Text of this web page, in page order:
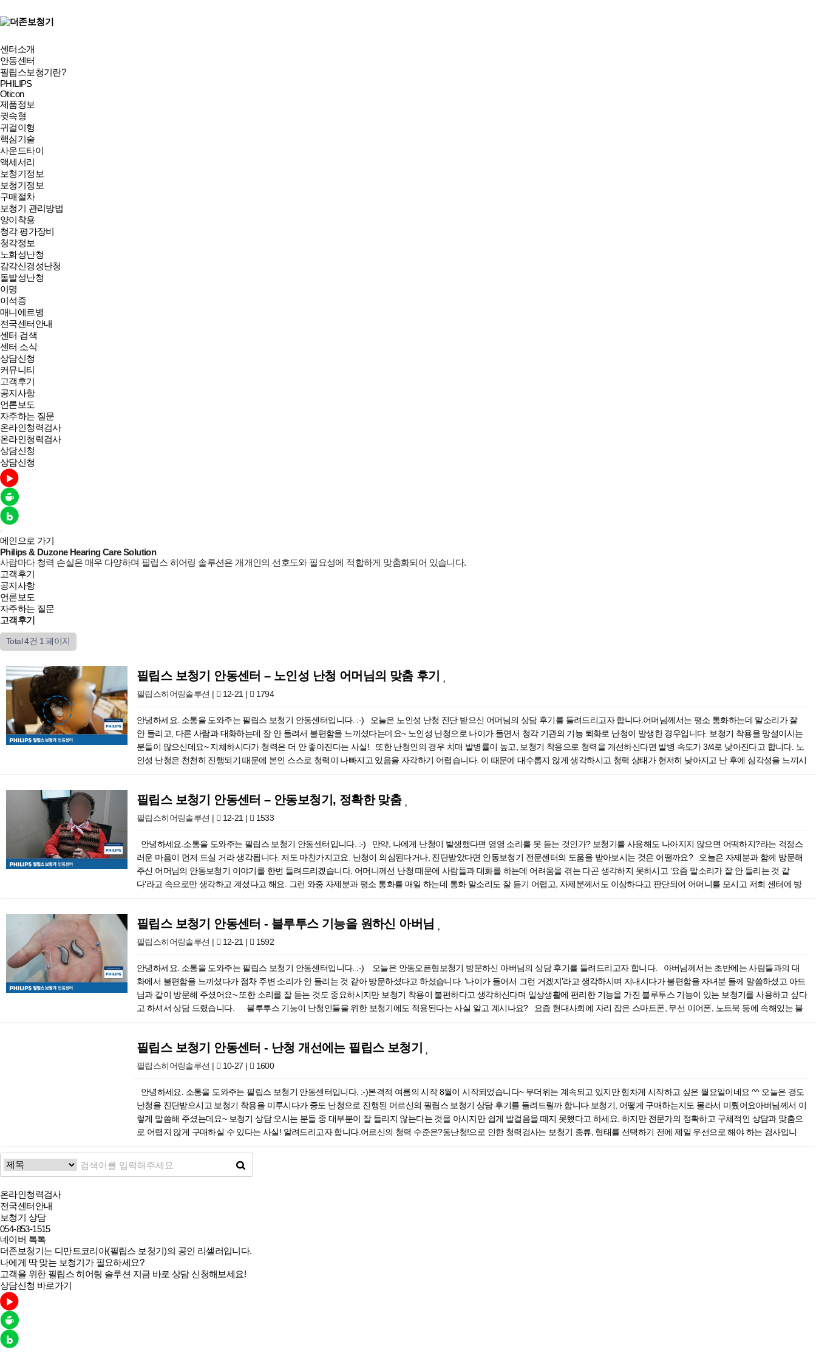
센터소개
안동센터
필립스보청기란?
PHILIPS
Oticon
제품정보
귓속형
귀걸이형
핵심기술
사운드타이
액세서리
보청기정보
보청기정보
구매절차
보청기 관리방법
양이착용
청각 평가장비
청각정보
노화성난청
감각신경성난청
돌발성난청
이명
이석증
매니에르병
전국센터안내
센터 검색
센터 소식
상담신청
커뮤니티
고객후기
공지사항
언론보도
자주하는 질문
온라인청력검사
온라인청력검사
상담신청
상담신청
메인으로 가기
Philips & Duzone Hearing Care Solution
사람마다 청력 손실은 매우 다양하며 필립스 히어링 솔루션은 개개인의 선호도와 필요성에 적합하게 맞춤화되어 있습니다.
고객후기
공지사항
언론보도
자주하는 질문
고객후기
Total 4건 1 페이지
필립스 보청기 안동센터 – 노인성 난청 어머님의 맞춤 후기
필립스히어링솔루션 | 12-21 | 1794
안녕하세요. 소통을 도와주는 필립스 보청기 안동센터입니다. :-) ​오늘은 노인성 난청 진단 받으신 어머님의 상담 후기를 들려드리고자 합니다.어머님께서는 평소 통화하는데 말소리가 잘
안 들리고, 다른 사람과 대화하는데 잘 안 들려서 불편함을 느끼셨다는데요~ 노인성 난청으로 나이가 들면서 청각 기관의 기능 퇴화로 난청이 발생한 경우입니다. 보청기 착용을 망설이시는
분들이 많으신데요~ 지체하시다가 청력은 더 안 좋아진다는 사실! ​또한 난청인의 경우 치매 발병률이 높고, 보청기 착용으로 청력을 개선하신다면 발병 속도가 3/4로 낮아진다고 합니다. 노
인성 난청은 천천히 진행되기 때문에 본인 스스로 청력이 나빠지고 있음을 자각하기 어렵습니다. 이 때문에 대수롭지 않게 생각하시고 청력 상태가 현저히 낮아지고 난 후에 심각성을 느끼시
현상이라고 생각하셨다고 하세요~ 이후에 자녀분들이 문제점을 인지하고 상담받으러 오게 된 경우인데요~ 저희 필립스보청기 안동센터에 함께 방문한 아드님이 어머니의 청력 상태와 관련
해 보청기에 궁금한 것들을 많이 물어보셨고 자세한 상담을 진행해드렸습니다.​ 자녀분이 동행한 경우 부모님의 청력 상태에 걱정을 많이 하시기 때문에 최대한 자세하고 이해하시기 쉽게 안
력 데이터를 기반으로 난청 수준을 파악하고 적합한 보청기를 선택할 수 있기 때문인데요~ 보청기 상담이 필요한 분들께서는 숙련된 전문가가 진행하는 청력검사 시설이 완비되어 있는지 확
인하는 것이 중요합니다. 어머님이 선택하신 귓속형보청기 청력검사 후, 어머님 데이터를 기반으로 보청기의 형태로 외이도형​을 선택하셨는데요 ~외이도형 보청기는 외이도로 삽입하여 눈
에 덜 띄고 조작이 간편해 노인층, 학생층이 많이 사용하십니다. 보청기 제작에 앞서 귓본을 채취하는 과정을 거치게 되는데요~ 알코올 솜으로 소독한 이경을 통해 외이도를 확인한 후, 외이
도의 형태와 염증 부분이 없는지 살펴보고 진행해드렸습니다. 귓본 제작은 개인의 갑개와 외이도에 맞추는 방식으로 제작이 되는데 귀 형태에 잘 맞아야 착용감을 높일 수 있으므로 필요한
한 의료기기로 2~6개월 정도 충분한 적응 기간을 거치게 돼야 안정적인 사용이 가능합니다. 박OO 어머님께도 보청기 적응 기간은 필요하고, 아무래도 조금은 불편하실 수도 있지만 매일 조
금씩 착용하시기를 안내해 드렸습니다 ~ ​어머님이 보청기 첫 착용이신 만큼 착용법, 청소법을 상세히 안내해드렸습니다. 귀에 딱 맞는 보청기를 착용하다 보면 습기가 차고 땀이 나기 때문
에 고장이 날 우려가 큰데요. 보청기를 보관할 때는 반드시 방습 통에 담아 습기를 제거해 주셔야 합니다. 또한 보청기를 사용하고 있는 동안 쌓이는 귀지, 먼지 등이 보청기 안에서 쌓이기 때
안 쓰는 마른 칫솔을 이용해 털어주시면 되는데요. 이때, 사선 또는 아래로 향해 털어주셔야 합니다. 하늘을 향한 상태에서 털게 되면 오히려 이물질이 들어가 고장이 날 수 있습니다. ​ 내 귀
를 대신할 보청기이렇게 어머님의 보청기 상담 및 착용 후기를 알려드렸습니다. 보청기는 꾸준한 착용도 중요하지만 사후 관리가 더 중요한데요~ 정기적으로 센터를 방문해 보청기의 상태
체크, 사용하면서 불편한 점이나 조절해야 할 부분을 전문가와 상담해야 합니다. 보청기 상담 및 도움이 필요한 분들께서는 필립스보청기 안동센터로 언제든지 오셔서 상담받아보시기를 바
랍니다. 감사합니다.
필립스 보청기 안동센터 – 안동보청기, 정확한 맞춤
필립스히어링솔루션 | 12-21 | 1533
안녕하세요.소통을 도와주는 필립스 보청기 안동센터입니다. :-) ​만약, 나에게 난청이 발생했다면 영영 소리를 못 듣는 것인가? 보청기를 사용해도 나아지지 않으면 어떡하지?라는 걱정스
러운 마음이 먼저 드실 거라 생각됩니다. 저도 마찬가지고요. 난청이 의심된다거나, 진단받았다면 안동보청기 전문센터의 도움을 받아보시는 것은 어떨까요? 오늘은 자제분과 함께 방문해
주신 어머님의 안동보청기 이야기를 한번 들려드리겠습니다. 어머니께선 난청 때문에 사람들과 대화를 하는데 어려움을 겪는 다곤 생각하지 못하시고 ‘요즘 말소리가 잘 안 들리는 것 같
다’라고 속으로만 생각하고 계셨다고 해요. 그런 와중 자제분과 평소 통화를 매일 하는데 통화 말소리도 잘 듣기 어렵고, 자제분께서도 이상하다고 판단되어 어머니를 모시고 저희 센터에 방
도 난청 의심을 조금 빠르게 할 수 있지 않았나 판단했습니다. ​ ‥ 노인성난청 ‥ 노화로 인해 자연스레 청각기관의 기능이 떨어지면서 나타나는 청력 감소. 평균 65세 이상 연령에서 나타
나고 사회생활에 방해가 되며 소통하는 데에 어려움을 겪어 사회적으로 고립되면서 우울감, 외로움을 느낄 수 있습니다. 게다가 노인성 난청이 인지 기능을 저하시켜 치매로 이어질 수 있다
대화가 어려운 수준인데요. 어머니께서 통화를 하는 데 도움이 되도록 어머니께서 사용하는 삼성 스마트폰과 블루투스로 연결되는 오픈형 보청기를 권해드렸어요. ​보청기를 착용하면서 통
화를 하는데 불편한 경우가 있는데 보청기에도 블루투스 기능이 도입되면서 많이들 찾으시는 기능입니다. 블루투스 기능만 사용한다 해도 보청기 착용 삶의 질이 올라가면서 만족도가 높은
데요. 안동보청기 전화 통화뿐만 아니라 음악이나, 영상 시청을 할 때에도 이어폰처럼 사용할 수 있기에 이러한 매체를 잘 사용하는 생활패턴을 가지셨다면 추천드립니다. ​어머니께선 평소
트로트를 즐겨 들으시고, 트로트 가수 영상도 즐겨 보신다고 해요. 이때 잘 들리지가 않아 무조건 볼륨을 크게 틀어놓으셨다고 하셨어요. 노인성난청은 특히 고음역대의 소리를 듣기 어려워
와드렸어요. 착용하고 안 하고의 또 다른 차이점이 있을 테니까요. 하지만 역시나 어머니께선 오픈형을 선택해 주셨어요. 귓속형은 크기도 작아 손으로 짚기도 어렵고, 귓속에 넣기에도 불편
할 것 같다고 하시면서요. 고개를 절레절레하시면서 귓속형을 안 쳐다보려는 어머니의 귀여우신 행동에 웃음이 났던 상황이 생각이 나네요. ^^ 어머니와 자제분께 보청기는 사후관리가 잘
되어야 한다고 강조를 해드렸는데요. 안동보청기는 바로 착용한다고 해서 말소리가 잘 들리고 구분이 바로 되는 것이 아니고 본인에게 적합한 소리를 찾고 조율해야 하는 과정은 2-3개월 거
은 전문가님 말씀 잘 따라야 된다며 어머니께 재차 알려드리는데 어머니께서 “나도 안다 그만 말해라!”라며 티격태격하시던 모습도 떠오르네요. ^^ 안동보청기 한 달째 착용 중이신 어머니
께선 처음엔 보청기 착용부터, 소리 적응까지 어려워하셨지만 이번 검진에서는 훨씬 나은 모습으로 방문해 주셨어요. 자제분과 통화하는 게 더 재밌고, 더 오래 통화를 하게 되더라며 만족해
주셨고요. ^^ 또 블루투스 기능으로 전화를 받으니 휴대폰으로 전화받는 것과 많은 차이가 있다고 하셨어요. 보청기로 전화를 받으니 말소리가 더 잘 들려서 너무 편하다고 하시면서요~​안동
보청기 착용이 처음이라면 보청기 전문가와 충분한 상담으로 본인의 청력 상태에 맞는 보청기가 어떤 것이 있는지 추천받는 것도 좋아요. 보청기의 종류와 형태에 따라 기능과 디자인이 다르
기 때문에 본인에게 효율적인 제품을 찾는 것이 매우 중요해요. 노인성난청은 본인도 모르게 서서히 진행되기 때문에 본인이 알아차리는 것도 중요하지만 주위 사람들의 빠른 인식도 무시
못 하는데요. 노인성난청 방치했다만 치매로 이어질 수 있는 확률이 높습니다. 조금이라도 난청이 의심된다거나 청력이 궁금하다면 청력검사를 받아보시길 바랍니다. 오늘도 건강한 하루 보
내시길 바라면서 마치겠습니다. 감사합니다.:)
필립스 보청기 안동센터 - 블루투스 기능을 원하신 아버님
필립스히어링솔루션 | 12-21 | 1592
안녕하세요. 소통을 도와주는 필립스 보청기 안동센터입니다. :-) 오늘은 안동오픈형보청기 방문하신 아버님의 상담 후기를 들려드리고자 합니다. 아버님께서는 초반에는 사람들과의 대
화에서 불편함을 느끼셨다가 점차 주변 소리가 안 들리는 것 같아 방문하셨다고 하셨습니다. ‘나이가 들어서 그런 거겠지’라고 생각하시며 지내시다가 불편함을 자녀분 들께 말씀하셨고 아드
님과 같이 방문해 주셨어요~ 또한 소리를 잘 듣는 것도 중요하시지만 보청기 착용이 불편하다고 생각하신다며 일상생활에 편리한 기능을 가진 블루투스 기능이 있는 보청기를 사용하고 싶다
고 하셔서 상담 드렸습니다. ​ 블루투스 기능이 난청인들을 위한 보청기에도 적용된다는 사실 알고 계시나요? 요즘 현대사회에 자리 잡은 스마트폰, 무선 이어폰, 노트북 등에 속해있는 블
할 수 있습니다. 난청을 가지신 분들은 단순히 들을 수 있는 영역이 줄어들고, 다양한 소리를 변별하는 능력이 저하돼서 외부 환경의 소음 속이나 말소리의 방향 감각이 떨어져 어려움을 겪습
니다. 따라 블루투스 기능은 스마트폰, 전자 제품과 연결해 통화, 음악, 영상 소리 등을 고음질로 들을 수 있어 어음변별력이 저하된 분들보다 더 명료하게 들을 수 있습니다. ​ 아버님의 청력
선택할 수 있기 때문인데요~ 저희 필립스보청기 안동센터에서는 대학병원급으로 구축해둔 청력검사를 진행하는 ‘방음부스’가 있습니다. ​소리가 아예 안 들리는 건 아니지만 점차 안 들리는
것 같다고 하셨던 아버님, 아버님의 현재 청력 정도와 유형을 파악하기 위해 기본적인 청력검사를 진행했습니다. 아버님의 검사 결과는 좌/우 평균 50dB 정도로 중도 난청으로 확인되었습니
다. 세계보건기구인 WHO 조사에 따르면 전 세계의 5%에 해당하는 사람들이 난청을 겪고 있다고 하는데요~ 난청은 60세 전후로 누구나 자연스럽게 발생할 수 있는 것으로 정기적인 청력검
사를 하는 것이 필요합니다. 아버님께서도 나이가 들어서 그런 거겠지 하시며 지나치신 경우죠~ ​ 아버님이 맞추신 오픈형보청기 앞서 말씀드린 아버님과 상담 시, 보청기 착용이 불편하
소리를 잘 들을 수 있는 방향으로 결정하는 것! 이 중요합니다. 아버님의 청력상태를 토대로 충분한 상담을 통해 선택한 안동오픈형보청기는 아래와 같습니다.아버님께서 착용하실 보청기는
필립스보청기의 오픈형(귀걸이형)보청기입니다. 귀에 걸어 착용하는 방식으로 슬림한 디자인으로 외관상의 노출을 줄여줍니다. 경도-고도 청력까지 착용 가능한 안동오픈형보청기는 중도
서라도 정기적인 청력검사와 조기 보청기 착용으로 건강한 청력을 지키시길 바랍니다. 감사합니다. ​
필립스 보청기 안동센터 - 난청 개선에는 필립스 보청기
필립스히어링솔루션 | 10-27 | 1600
안녕하세요. 소통을 도와주는 필립스 보청기 안동센터입니다. :-)​본격적 여름의 시작 8월이 시작되었습니다~ 무더위는 계속되고 있지만 힘차게 시작하고 싶은 월요일이네요 ^^ 오늘은 경도
난청을 진단받으시고 보청기 착용을 미루시다가 중도 난청으로 진행된 어르신의 필립스 보청기 상담 후기를 들려드릴까 합니다.​보청기, 어떻게 구매하는지도 몰라서 미뤘어요아버님께서 이
렇게 말씀해 주셨는데요~ 보청기 상담 오시는 분들 중 대부분이 잘 들리지 않는다는 것을 아시지만 쉽게 발걸음을 떼지 못했다고 하세요. 하지만 전문가의 정확하고 구체적인 상담과 맞춤으
로 어렵지 않게 구매하실 수 있다는 사실! 알려드리고자 합니다.​ 어르신의 청력 수준은?동난청!으로 인한 청력검사는 보청기 종류, 형태를 선택하기 전에 제일 우선으로 해야 하는 검사입니
로 상담 오신 어르신의 경우 검사 결과 좌/우 평균 50dB로 나타나 중도 난청으로 확인되었습니다. 어르신께서 평소에 작은 소리는 듣기 어려워 불편함을 겪으셨으리라 예상되는데요~ 이제라
몇 번의 연습 후 보청기를 잘 짚고 정확히 넣어 사용할 수 있었습니다~​​​또한 보청기의 좌/우측 구분은 색상으로 가능합니다. 파란색은 왼쪽, 빨간색은 오른쪽을 나타내는데요~ 처음 보청기를
착용하시는 분들이라면 헷갈려 하시기 때문에 적응할 시간이 필요한데요~ 어르신께도 재차 알려드리고 적응하시도록 도와드렸습니다.​어르신께서 보청기를 선택하실 때 생활 환경을 중점을
두고 저희와 상담을 진행했는데요~ 경로당에 매일 가시는 어르신께선 외부 활동이 잦으신 편이라 작고 편한 보청기를 원하셨습니다. 그래서 귓속형은 물론 귀걸이형과 비교 착용해 보신 후
온라인청력검사
전국센터안내
보청기 상담
054-853-1515
네이버 톡톡
더존보청기는 디만트코리아(필립스 보청기)의 공인 리셀러입니다.
나에게 딱 맞는 보청기가 필요하세요?
고객을 위한 필립스 히어링 솔루션 지금 바로 상담 신청해보세요!
상담신청 바로가기